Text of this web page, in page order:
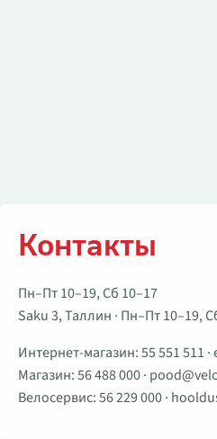
Контакты
Пн–Пт 10–19, Сб 10–17
Saku 3, Таллин · Пн–Пт 10–19,
Интернет-магазин:55 551 511 ·
Магазин:56 488 000·
Велосервис:56 229 000·